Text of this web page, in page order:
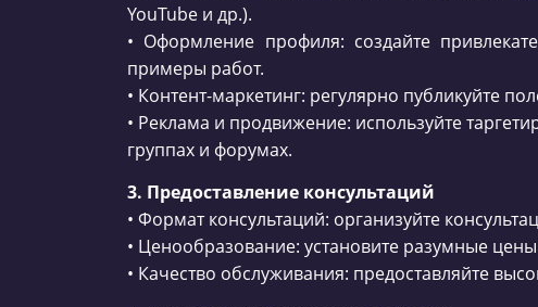
YouTube и др.).
• Оформление профиля: создайте
примеры работ.
• Контент-маркетинг: регулярно публикуйте
• Реклама и продвижение: используйте
группах и форумах.
3. Предоставление консультаций
• Формат консультаций: организуйте
• Ценообразование: установите разумные
• Качество обслуживания: предоставляйте